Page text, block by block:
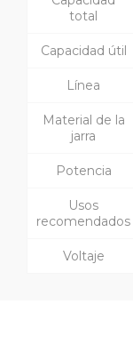
total
Capacidad útil
Línea
Material de la
jarra
Potencia
Usos
recomendados
Voltaje